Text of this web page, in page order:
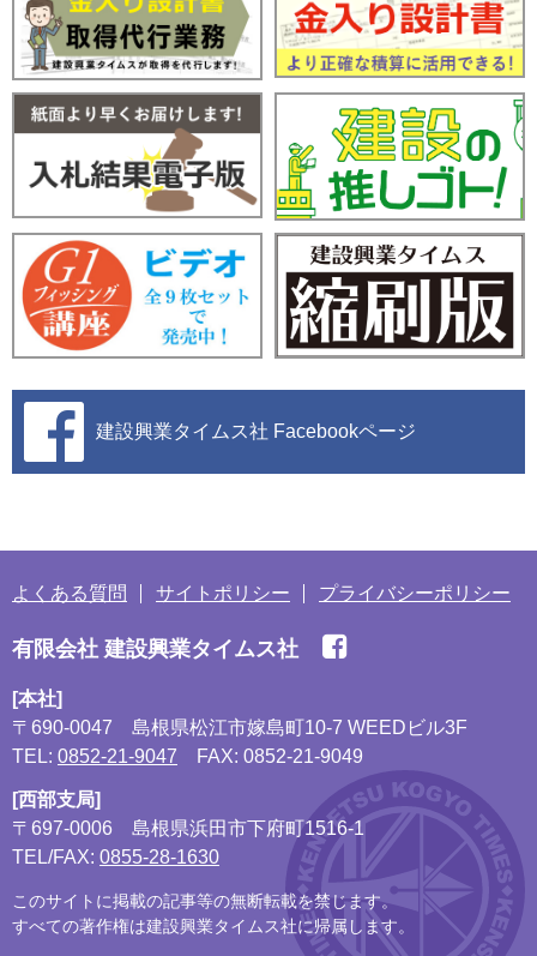
建設興業タイムス社 Facebookページ
よくある質問 サイトポリシー プライバシーポリシー
有限会社 建設興業タイムス社
[本社]
〒690-0047
島根県松江市嫁島町10-7 WEEDビル3F
TEL: 0852-21-9047 FAX: 0852-21-9049
[西部支局]
〒697-0006
島根県浜田市下府町1516-1
TEL/FAX: 0855-28-1630
このサイトに掲載の記事等の無断転載を禁じます。
すべての著作権は建設興業タイムス社に帰属します。